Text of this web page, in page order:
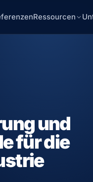
Ressourcen
und
für die